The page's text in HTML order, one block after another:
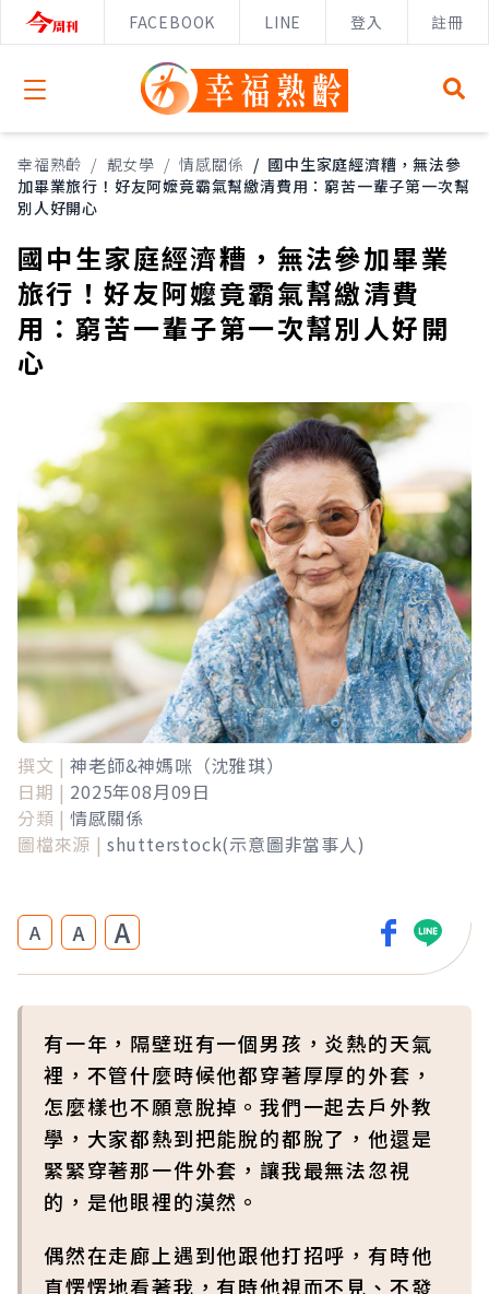
FACEBOOK LINE 登入 註冊
Open menu
幸福熟齡 / 靚女學 / 情感關係 / 國中生家庭經濟糟，無法參
加畢業旅行！好友阿嬤竟霸氣幫繳清費用：窮苦一輩子第一次幫
別人好開心
國中生家庭經濟糟，無法參加畢業
旅行！好友阿嬤竟霸氣幫繳清費
用：窮苦一輩子第一次幫別人好開
心
撰文 | 神老師&神媽咪（沈雅琪）
日期 | 2025年08月09日
分類 | 情感關係
圖檔來源 | shutterstock(示意圖非當事人)
A A A
有一年，隔壁班有一個男孩，炎熱的天氣
裡，不管什麼時候他都穿著厚厚的外套，
怎麼樣也不願意脫掉。我們一起去戶外教
學，大家都熱到把能脫的都脫了，他還是
緊緊穿著那一件外套，讓我最無法忽視
的，是他眼裡的漠然。
偶然在走廊上遇到他跟他打招呼，有時他
直愣愣地看著我，有時他視而不見、不發